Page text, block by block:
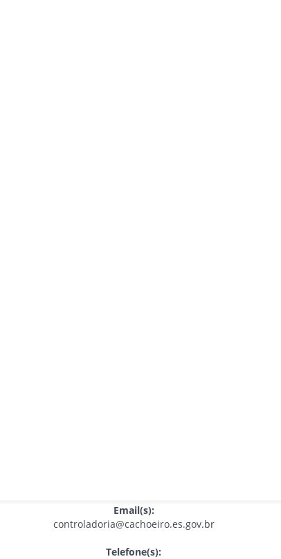
Email(s):
controladoria@cachoeiro.es.gov.br
Telefone(s):